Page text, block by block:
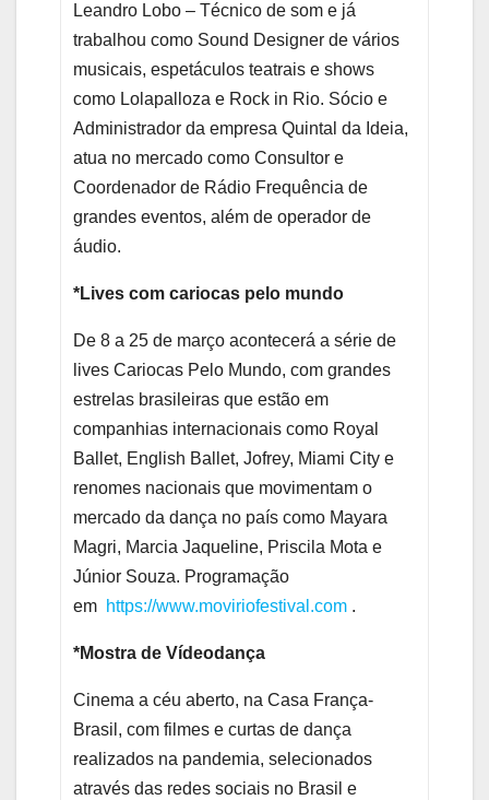
Leandro Lobo – Técnico de som e já
trabalhou como Sound Designer de vários
musicais, espetáculos teatrais e shows
como Lolapalloza e Rock in Rio. Sócio e
Administrador da empresa Quintal da Ideia,
atua no mercado como Consultor e
Coordenador de Rádio Frequência de
grandes eventos, além de operador de
áudio.
*Lives com cariocas pelo mundo
De 8 a 25 de março acontecerá a série de
lives Cariocas Pelo Mundo, com grandes
estrelas brasileiras que estão em
companhias internacionais como Royal
Ballet, English Ballet, Jofrey, Miami City e
renomes nacionais que movimentam o
mercado da dança no país como Mayara
Magri, Marcia Jaqueline, Priscila Mota e
Júnior Souza. Programação
em https://www.moviriofestival.com .
*Mostra de Vídeodança
Cinema a céu aberto, na Casa França-
Brasil, com filmes e curtas de dança
realizados na pandemia, selecionados
através das redes sociais no Brasil e